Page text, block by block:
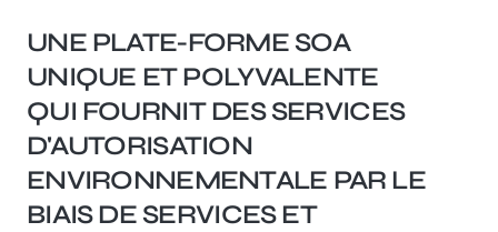
UNE PLATE-FORME SOA
UNIQUE ET POLYVALENTE
QUI FOURNIT DES SERVICES
D'AUTORISATION
ENVIRONNEMENTALE PAR LE
BIAIS DE SERVICES ET